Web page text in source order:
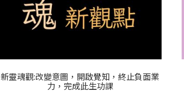
新靈魂觀:改變意圖，開啟覺知，終止負面業
力，完成此生功課